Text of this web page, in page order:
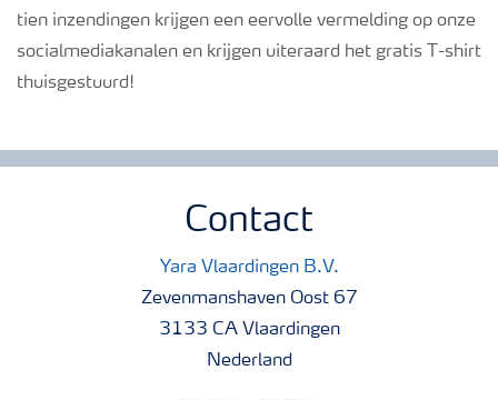
tien inzendingen krijgen een eervolle vermelding op onze
socialmediakanalen en krijgen uiteraard het gratis T-shirt
thuisgestuurd!
Contact
Yara Vlaardingen B.V.
Zevenmanshaven Oost 67
3133 CA Vlaardingen
Nederland